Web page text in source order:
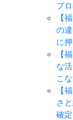
プ
【
の
に
【
な
こ
【
さ
確